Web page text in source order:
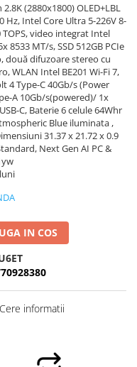
(2880x1800) OLED+LBL
Hz, Intel Core Ultra 5-226V 8-
TOPS, video integrat Intel
8533 MT/s, SSD 512GB PCIe
două difuzoare stereo cu
WLAN Intel BE201 Wi-Fi 7,
4 Type-C 40Gb/s (Power
A 10Gb/s(powered)/ 1x
C, Baterie 6 celule 64Whr
Blue iluminata ,
31.37 x 21.72 x 0.9
Next Gen AI PC &
IN COS
informatii